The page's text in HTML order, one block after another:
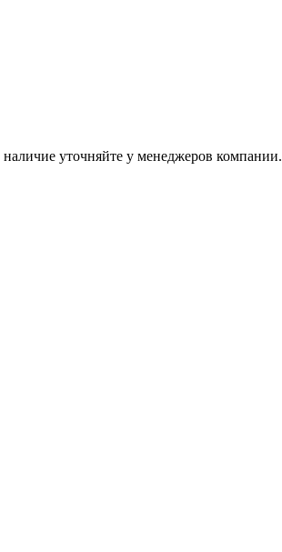
уточняйте у менеджеров компании.